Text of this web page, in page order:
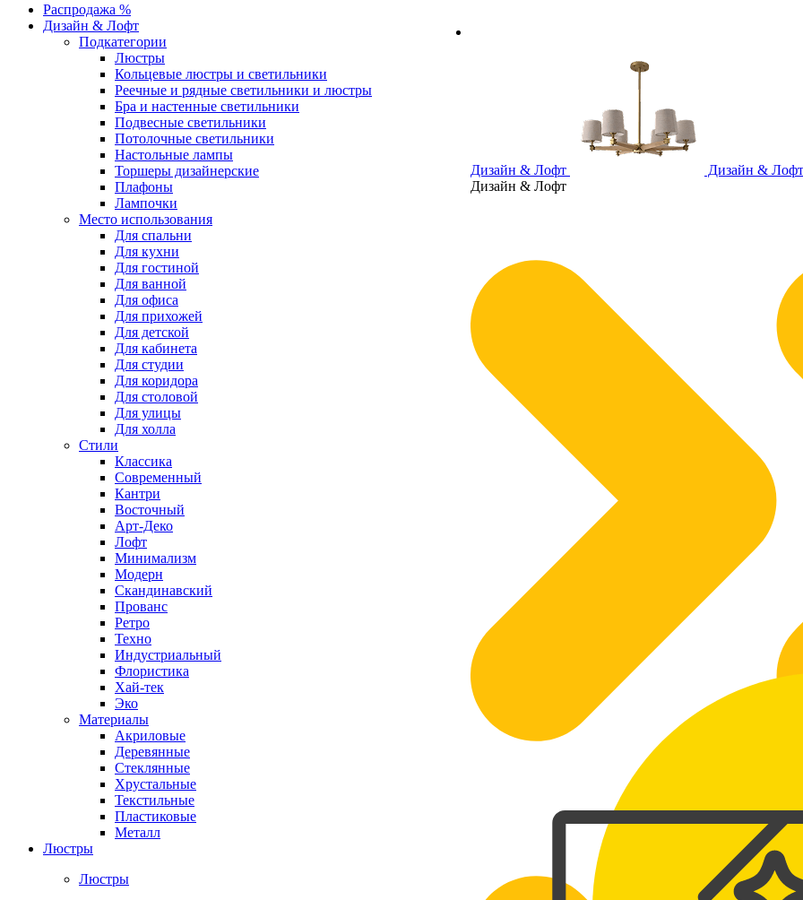
Дизайн & Лофт
Дизайн & Лофт
Дизайн & Лофт
Распродажа %
Дизайн & Лофт
Подкатегории
Люстры
Кольцевые люстры и светильники
Реечные и рядные светильники и люстры
Бра и настенные светильники
Подвесные светильники
Потолочные светильники
Настольные лампы
Торшеры дизайнерские
Плафоны
Лампочки
Место использования
Для спальни
Для кухни
Для гостиной
Для ванной
Для офиса
Для прихожей
Для детской
Для кабинета
Для студии
Для коридора
Для столовой
Для улицы
Для холла
Стили
Классика
Современный
Кантри
Восточный
Арт-Деко
Лофт
Минимализм
Модерн
Скандинавский
Прованс
Ретро
Техно
Индустриальный
Флористика
Хай-тек
Эко
Материалы
Акриловые
Деревянные
Стеклянные
Хрустальные
Текстильные
Пластиковые
Металл
Люстры
Люстры